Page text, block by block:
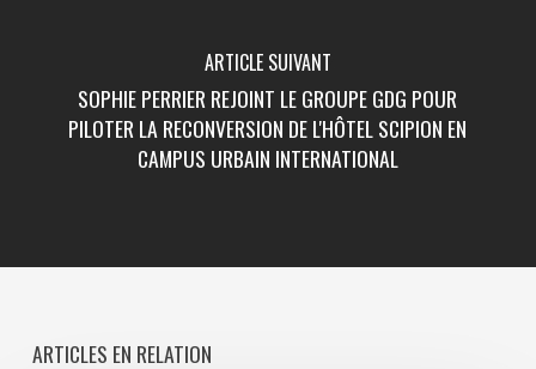
ARTICLE SUIVANT
SOPHIE PERRIER REJOINT LE GROUPE GDG POUR
PILOTER LA RECONVERSION DE L'HÔTEL SCIPION EN
CAMPUS URBAIN INTERNATIONAL
ARTICLES EN RELATION